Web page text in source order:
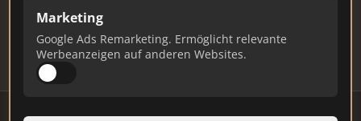
Marketing
Google Ads Remarketing. Ermöglicht relevante
Werbeanzeigen auf anderen Websites.
Updates.
Profil beanspruchen